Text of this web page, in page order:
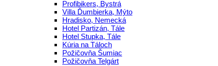
Profibikers, Bystrá
Villa Ďumbierka, Mýto
Hradisko, Nemecká
Hotel Partizán, Tále
Hotel Stupka, Tále
Kúria na Táloch
Požičovňa Šumiac
Požičovňa Telgárt